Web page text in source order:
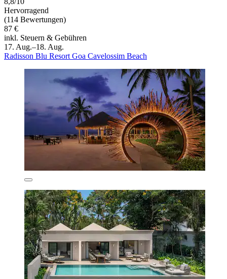
Hervorragend
(114 Bewertungen)
87 €
inkl. Steuern & Gebühren
17. Aug.–18. Aug.
Radisson Blu Resort Goa Cavelossim Beach